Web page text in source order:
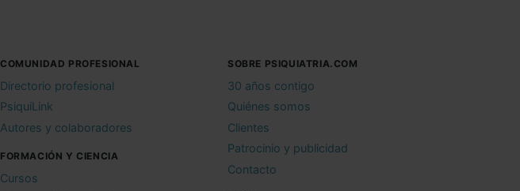
COMUNIDAD PROFESIONAL
Directorio profesional
PsiquiLink
Autores y colaboradores
FORMACIÓN Y CIENCIA
Cursos
SOBRE PSIQUIATRIA.COM
30 años contigo
Quiénes somos
Clientes
Patrocinio y publicidad
Contacto